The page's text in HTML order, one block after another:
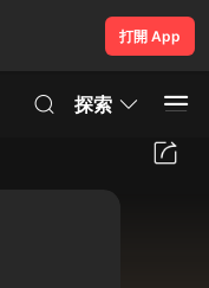
打開 App
探索